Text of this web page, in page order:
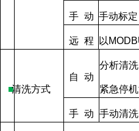
手 动 手动标定
远 程 以
■清洗方式
自 动
分析清
紧急停
手 动 手动清洗